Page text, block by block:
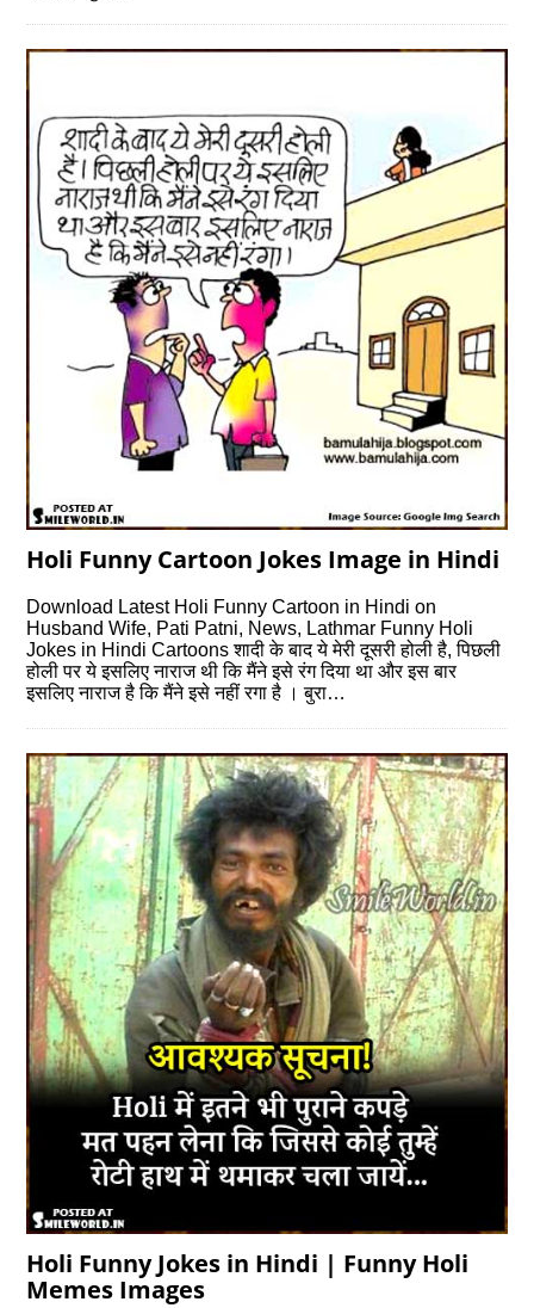
Holi Funny Cartoon Jokes Image in Hindi
Download Latest Holi Funny Cartoon in Hindi on
Husband Wife, Pati Patni, News, Lathmar Funny Holi
Jokes in Hindi Cartoons शादी के बाद ये मेरी दूसरी होली है, पिछली
होली पर ये इसलिए नाराज थी कि मैंने इसे रंग दिया था और इस बार
इसलिए नाराज है कि मैंने इसे नहीं रगा है । बुरा…
Holi Funny Jokes in Hindi | Funny Holi
Memes Images